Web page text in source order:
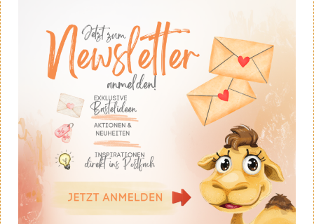
Eine Bitte
Gerne darfst du meine Werke nachbasteln. Die Ideen
stammen - soweit nicht anders angegeben - von mir.
Wenn du meine Ideen auf deinem eigenen Blog
veröffentlichst solltest du fairerweise auf mich und
meinen Blog verweisen. Eine kommerzielle Nutzung ist
untersagt. Dankeschön!